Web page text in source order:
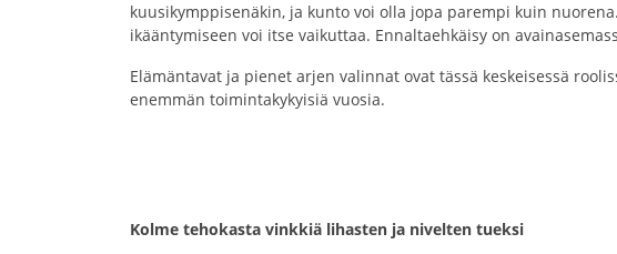
kuusikymppisenäkin, ja kunto voi olla jopa parempi kuin
ikääntymiseen voi itse vaikuttaa. Ennaltaehkäisy on
Elämäntavat ja pienet arjen valinnat ovat tässä keskeisessä
enemmän toimintakykyisiä vuosia.
Kolme tehokasta vinkkiä lihasten ja nivelten tueksi